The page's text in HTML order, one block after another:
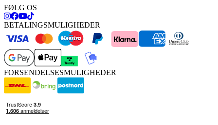
FØLG OS
BETALINGSMULIGHEDER
FORSENDELSESMULIGHEDER